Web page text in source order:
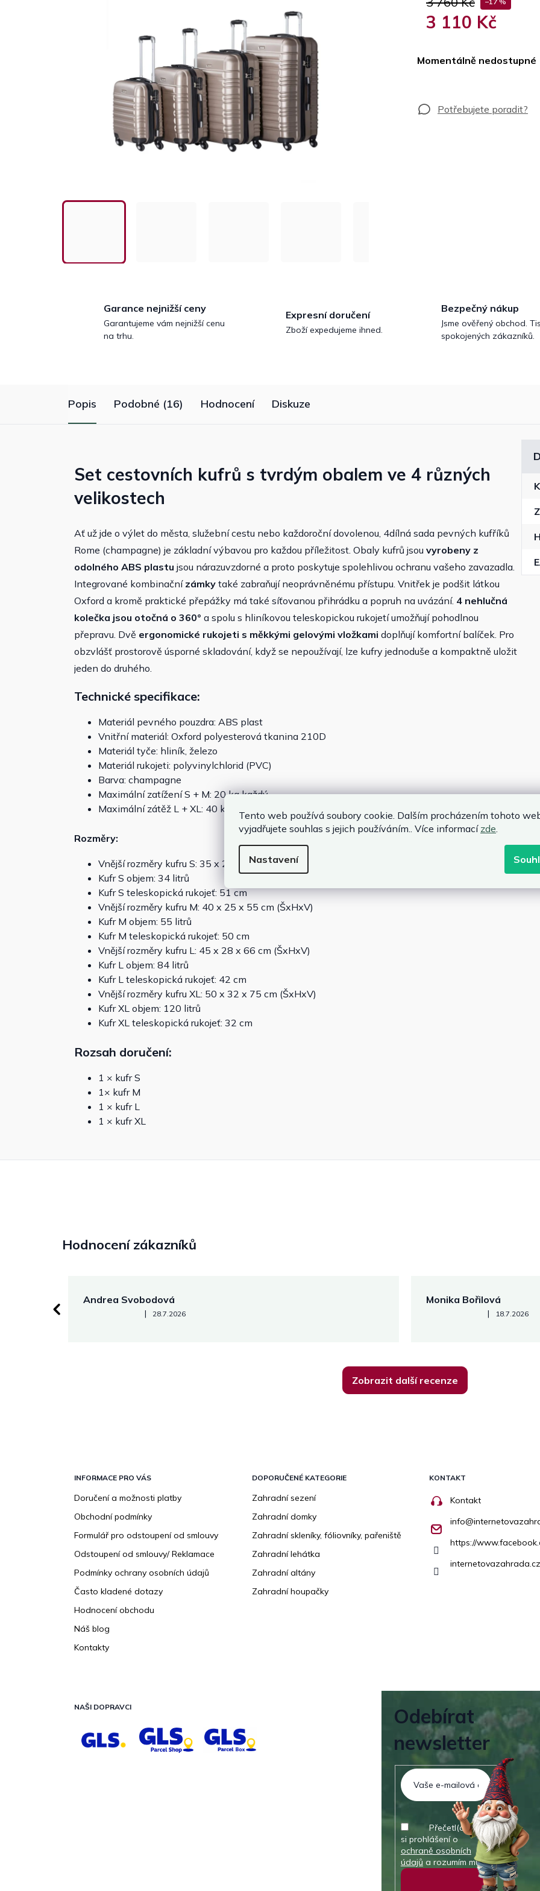
Tento web používá soubory cookie. Dalším procházením tohoto
vyjadřujete souhlas s jejich používáním.. Více informací zde
Nastavení
3 110 Kč
Momentálně nedostupné
Garance nejnižší ceny
Garantujeme vám nejnižší cenu
na trhu.
Expresní doručení
Zboží expedujeme ihned.
Bezpečný nákup
Jsme ověřený obchod.
spokojených zákazníků.
Popis Podobné (16) Hodnocení Diskuze
Set cestovních kufrů s tvrdým obalem ve 4 různých
velikostech
Ať už jde o výlet do města, služební cestu nebo každoroční dovolenou, 4dílná sada pevných kufříků
Rome (champagne) je základní výbavou pro každou příležitost. Obaly kufrů jsou vyrobeny z
odolného ABS plastu jsou nárazuvzdorné a proto poskytuje spolehlivou ochranu vašeho zavazadla.
Integrované kombinační zámky také zabraňují neoprávněnému přístupu. Vnitřek je podšit látkou
Oxford a kromě praktické přepážky má také síťovanou přihrádku a popruh na uvázání. 4 nehlučná
kolečka jsou otočná o 360° a spolu s hliníkovou teleskopickou rukojetí umožňují pohodlnou
přepravu. Dvě ergonomické rukojeti s měkkými gelovými vložkami doplňují komfortní balíček. Pro
obzvlášť prostorově úsporné skladování, když se nepoužívají, lze kufry jednoduše a kompaktně uložit
jeden do druhého.
Technické specifikace:
Materiál pevného pouzdra: ABS plast
Vnitřní materiál: Oxford polyesterová tkanina 210D
Materiál tyče: hliník, železo
Materiál rukojeti: polyvinylchlorid (PVC)
Barva: champagne
Maximální zatížení S + M: 20 kg každý
Maximální zátěž L + XL: 40 kg každý
Rozměry:
Vnější rozměry kufru S: 35 x 20 x 48 cm (ŠxHxV)
Kufr S objem: 34 litrů
Kufr S teleskopická rukojeť: 51 cm
Vnější rozměry kufru M: 40 x 25 x 55 cm (ŠxHxV)
Kufr M objem: 55 litrů
Kufr M teleskopická rukojeť: 50 cm
Vnější rozměry kufru L: 45 x 28 x 66 cm (ŠxHxV)
Kufr L objem: 84 litrů
Kufr L teleskopická rukojeť: 42 cm
Vnější rozměry kufru XL: 50 x 32 x 75 cm (ŠxHxV)
Kufr XL objem: 120 litrů
Kufr XL teleskopická rukojeť: 32 cm
Rozsah doručení:
1 × kufr S
1× kufr M
1 × kufr L
1 × kufr XL
Hodnocení zákazníků
Andrea Svobodová
Hodnocení obchodu je 5 z 5 hvězdiček.
| 28.7.2026
Monika Bořilová
Hodnocení obchodu je 5 z
| 18.7.2026
Zobrazit další recenze
INFORMACE PRO VÁS
Doručení a možnosti platby
Obchodní podmínky
Formulář pro odstoupení od smlouvy
Odstoupení od smlouvy/ Reklamace
Podmínky ochrany osobních údajů
Často kladené dotazy
Hodnocení obchodu
Náš blog
Kontakty
DOPORUČENÉ KATEGORIE
Zahradní sezení
Zahradní domky
Zahradní skleníky, fóliovníky, pařeniště
Zahradní lehátka
Zahradní altány
Zahradní houpačky
KONTAKT
Kontakt
info@
https://
NAŠI DOPRAVCI
Odebírat
newsletter
Přečetl(a) jsem
si prohlášení o
ochraně osobních
údajů a rozumím mu.
Přihlásit